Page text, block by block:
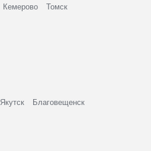
Кемерово Томск
Якутск
Благовещенск